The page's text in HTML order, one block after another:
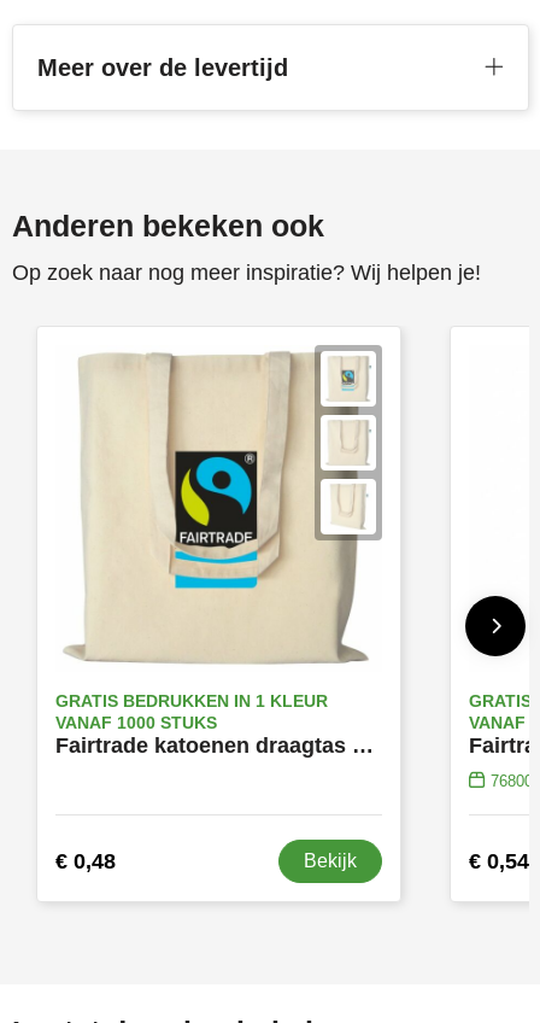
Meer over de levertijd
Anderen bekeken ook
Op zoek naar nog meer inspiratie? Wij helpen je!
GRATIS BEDRUKKEN IN 1 KLEUR
VANAF 1000 STUKS
Fairtrade katoenen draagtas met lange hengsels ecru
€ 0,48 Bekijk
GRATIS
VANAF
76800
€ 0,54